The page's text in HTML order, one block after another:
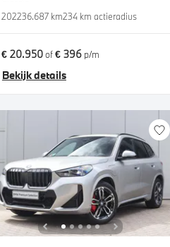
202236.687 km234 km actieradius
€ 20.950of€ 396p/m
Bekijk details